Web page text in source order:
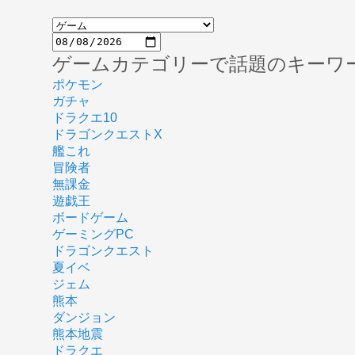
ゲームカテゴリーで話題のキーワ
ポケモン
ガチャ
ドラクエ10
ドラゴンクエストX
艦これ
冒険者
無課金
遊戯王
ボードゲーム
ゲーミングPC
ドラゴンクエスト
夏イベ
ジェム
熊本
ダンジョン
熊本地震
ドラクエ